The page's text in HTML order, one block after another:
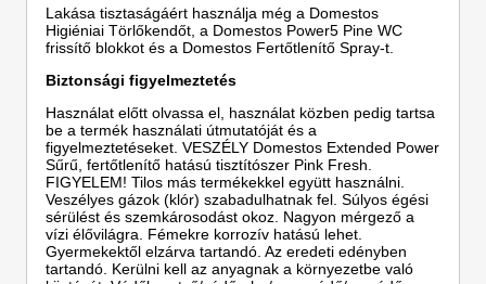
Lakása tisztaságáért használja még a Domestos
Higiéniai Törlőkendőt, a Domestos Power5 Pine WC
frissítő blokkot és a Domestos Fertőtlenítő Spray-t.
Biztonsági figyelmeztetés
Használat előtt olvassa el, használat közben pedig tartsa
be a termék használati útmutatóját és a
figyelmeztetéseket. VESZÉLY Domestos Extended Power
Sűrű, fertőtlenítő hatású tisztítószer Pink Fresh.
FIGYELEM! Tilos más termékekkel együtt használni.
Veszélyes gázok (klór) szabadulhatnak fel. Súlyos égési
sérülést és szemkárosodást okoz. Nagyon mérgező a
vízi élővilágra. Fémekre korrozív hatású lehet.
Gyermekektől elzárva tartandó. Az eredeti edényben
tartandó. Kerülni kell az anyagnak a környezetbe való